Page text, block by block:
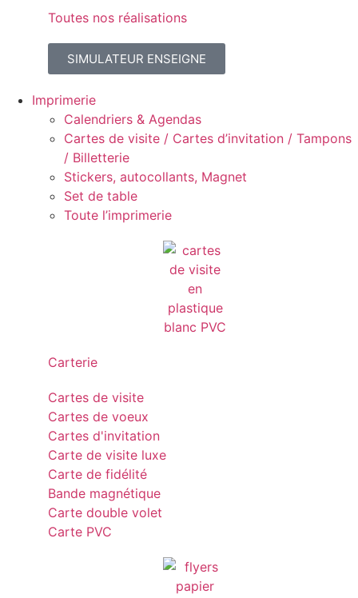
Toutes nos réalisations
SIMULATEUR ENSEIGNE
Imprimerie
Calendriers & Agendas
Cartes de visite / Cartes d’invitation / Tampons
/ Billetterie
Stickers, autocollants, Magnet
Set de table
Toute l’imprimerie
Carterie
Cartes de visite
Cartes de voeux
Cartes d'invitation
Carte de visite luxe
Carte de fidélité
Bande magnétique
Carte double volet
Carte PVC